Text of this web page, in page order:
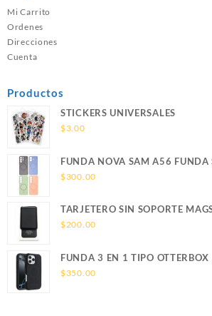
Mi Carrito
Ordenes
Direcciones
Cuenta
Productos
STICKERS UNIVERSALES
$3.00
FUNDA NOVA SAM A56 FUNDA
SOPORTE MAGNETICO
$300.00
TARJETERO SIN SOPORTE
LEATHER WALLET MAGSAFE
$200.00
FUNDA 3 EN 1 TIPO
S26 ULTRA SAMSUNG S26 ULTRA
$350.00